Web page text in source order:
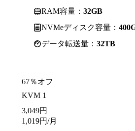
RAM容量： 32GB
NVMeディスク容量：
データ転送量： 32TB
67％オフ
KVM 1
3,049円
1,019円/月